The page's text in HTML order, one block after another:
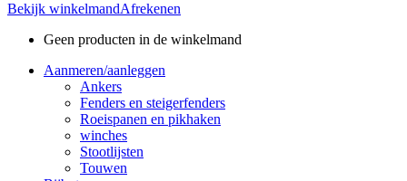
Bekijk winkelmandAfrekenen
Geen producten in de winkelmand
Aanmeren/aanleggen
Ankers
Fenders en steigerfenders
Roeispanen en pikhaken
winches
Stootlijsten
Touwen